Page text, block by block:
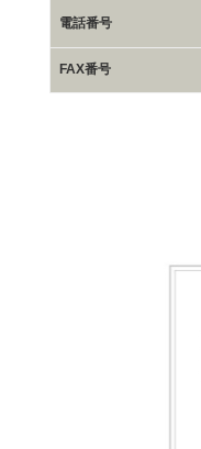
電話番号
FAX番号